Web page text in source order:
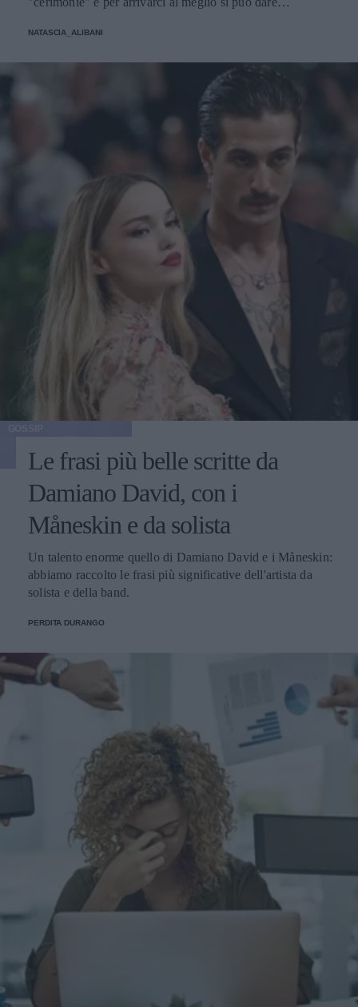
NATASCIA_ALIBANI
Le frasi più belle scritte da
Damiano David, con i
Måneskin e da solista
Un talento enorme quello di Damiano David e i Måneskin:
abbiamo raccolto le frasi più significative dell'artista da
solista e della band.
PERDITA DURANGO